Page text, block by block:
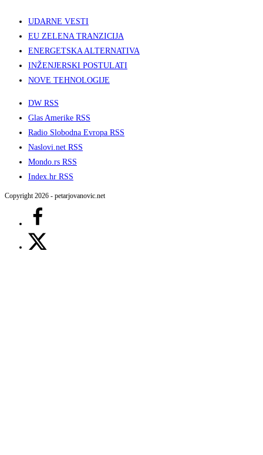
UDARNE VESTI
EU ZELENA TRANZICIJA
ENERGETSKA ALTERNATIVA
INŽENJERSKI POSTULATI
NOVE TEHNOLOGIJE
DW RSS
Glas Amerike RSS
Radio Slobodna Evropa RSS
Naslovi.net RSS
Mondo.rs RSS
Index.hr RSS
Copyright 2026 - petarjovanovic.net